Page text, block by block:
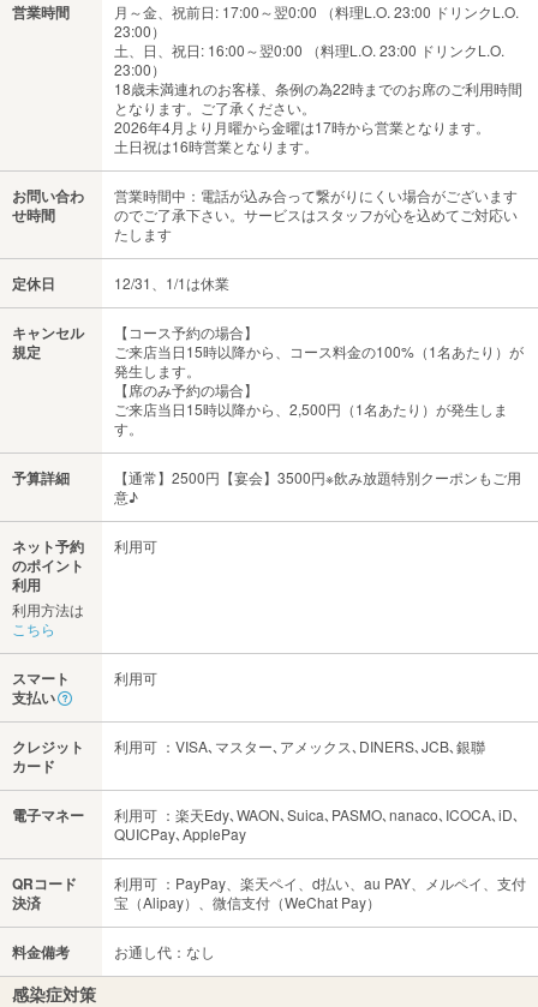
営業時間
月～金、祝前日: 17:00～翌0:00 （料理L.O. 23:00 ドリンクL.O.
23:00）
土、日、祝日: 16:00～翌0:00 （料理L.O. 23:00 ドリンクL.O.
23:00）
18歳未満連れのお客様、条例の為22時までのお席のご利用時間
となります。ご了承ください。
2026年4月より月曜から金曜は17時から営業となります。
土日祝は16時営業となります。
お問い合わ
せ時間
営業時間中：電話が込み合って繋がりにくい場合がございます
のでご了承下さい。サービスはスタッフが心を込めてご対応い
たします
定休日 12/31、1/1は休業
キャンセル
規定
【コース予約の場合】
ご来店当日15時以降から、コース料金の100%（1名あたり）が
発生します。
【席のみ予約の場合】
ご来店当日15時以降から、2,500円（1名あたり）が発生しま
す。
予算詳細
【通常】2500円【宴会】3500円※飲み放題特別クーポンもご用
意♪
ネット予約
のポイント
利用
利用方法は
こちら
利用可
スマート
支払い
利用可
クレジット
カード
利用可 ：VISA､マスター､アメックス､DINERS､JCB､銀聯
電子マネー
利用可 ：楽天Edy､WAON､Suica､PASMO､nanaco､ICOCA､iD､
QUICPay､ApplePay
QRコード
決済
利用可 ：PayPay、楽天ペイ、d払い、au PAY、メルペイ、支付
宝（Alipay）、微信支付（WeChat Pay）
料金備考 お通し代：なし
感染症対策